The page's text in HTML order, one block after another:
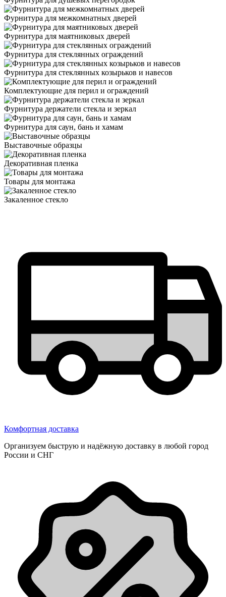
Фурнитура для межкомнатных дверей
Фурнитура для маятниковых дверей
Фурнитура для стеклянных ограждений
Фурнитура для стеклянных козырьков и навесов
Комплектующие для перил и ограждений
Фурнитура держатели стекла и зеркал
Фурнитура для саун, бань и хамам
Выставочные образцы
Декоративная пленка
Товары для монтажа
Закаленное стекло
Комфортная доставка
Организуем быструю и надёжную доставку в любой город
России и СНГ